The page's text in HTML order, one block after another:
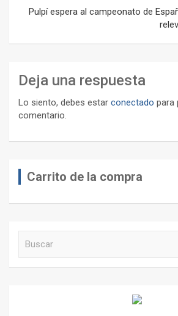
Pulpí espera al campeonato de
Deja una respuesta
Lo siento, debes estar conectado para
comentario.
Carrito de la compra